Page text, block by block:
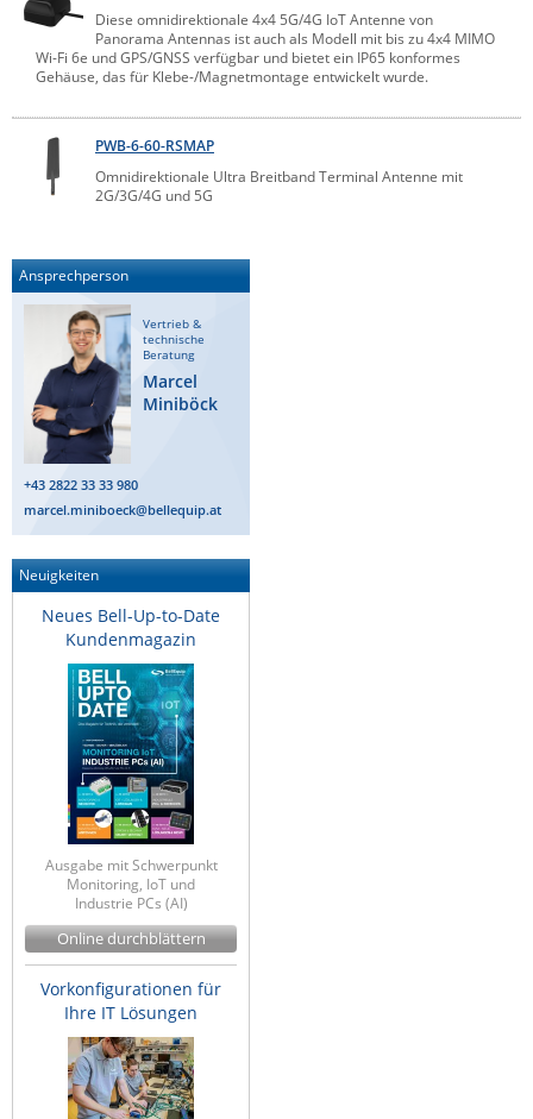
Diese omnidirektionale 4x4 5G/4G IoT Antenne von
Panorama Antennas ist auch als Modell mit bis zu 4x4 MIMO
Wi-Fi 6e und GPS/GNSS verfügbar und bietet ein IP65 konformes
Gehäuse, das für Klebe-/Magnetmontage entwickelt wurde.
PWB-6-60-RSMAP
Omnidirektionale Ultra Breitband Terminal Antenne mit
2G/3G/4G und 5G
Ansprechperson
Vertrieb &
technische
Beratung
Marcel
Miniböck
+43 2822 33 33 980
marcel.miniboeck@bellequip.at
Neuigkeiten
Neues Bell-Up-to-Date
Kundenmagazin
Ausgabe mit Schwerpunkt
Monitoring, IoT und
Industrie PCs (AI)
Online durchblättern
Vorkonfigurationen für
Ihre IT Lösungen